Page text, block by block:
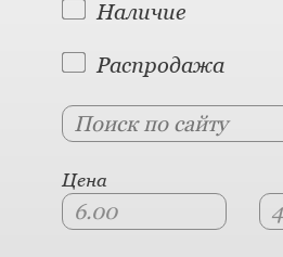
Наличие
Распродажа
Цена